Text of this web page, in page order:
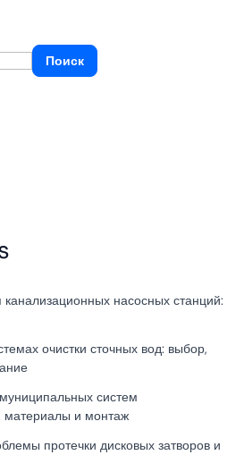
Поиск
насосных станций:
очистки сточных вод: выбор,
систем
материалы и монтаж
протечки дисковых затворов и